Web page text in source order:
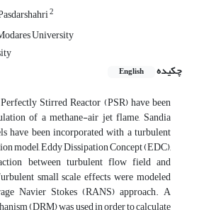
2
University
چکیده
English
Stirred Reactor (PSR) have been
of a methane-air jet flame, Sandia
have been incorporated with a turbulent
model, Eddy Dissipation Concept (EDC),
between turbulent flow field and
small scale effects were modeled
Navier Stokes (RANS) approach. A